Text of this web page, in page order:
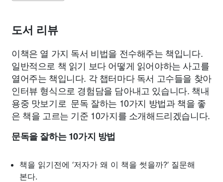
도서 리뷰
이책은 열 가지 독서 비법을 전수해주는 책입니다.
일반적으로 책 읽기 보다 어떻게 읽어야하는 사고를
열어주는 책입니다. 각 챕터마다 독서 고수들을 찾아
인터뷰 형식으로 경험담을 담아내고 있습니다. 책내
용중 맛보기로 문독 잘하는 10가지 방법과 책을 좋
은 책을 고르는 기준 10가지를 소개해드리겠습니다.
문독을 잘하는 10가지 방법
책을 읽기전에 ‘저자가 왜 이 책을 썻을까?’ 질문해
본다.